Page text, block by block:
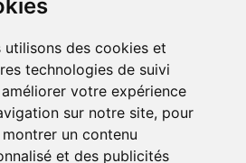
utilisons des cookies et
technologies de suivi
votre expérience
sur notre site, pour
un contenu
et des publicités